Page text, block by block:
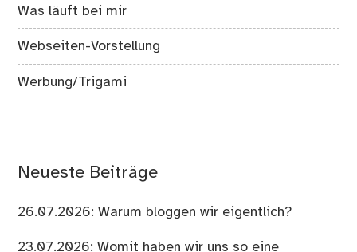
Was läuft bei mir
Webseiten-Vorstellung
Werbung/Trigami
Neueste Beiträge
26.07.2026: Warum bloggen wir eigentlich?
23.07.2026: Womit haben wir uns so eine